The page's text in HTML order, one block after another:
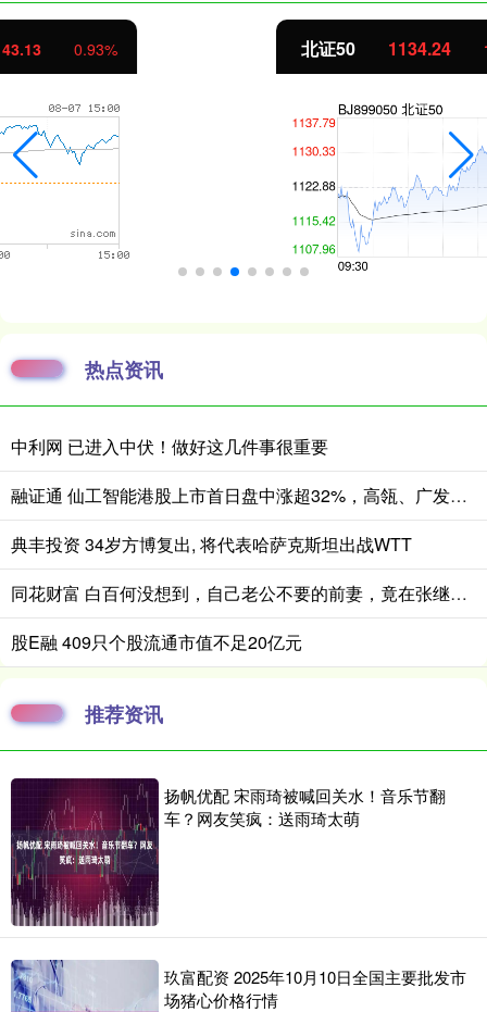
北证50 11.37 1.01%
热点资讯
中利网 已进入中伏！做好这几件事很重要
融证通 仙工智能港股上市首日盘中涨超32%，高瓴、广发基金等明星资本加持
典丰投资 34岁方博复出, 将代表哈萨克斯坦出战WTT
同花财富 白百何没想到，自己老公不要的前妻，竟在张继科手里闪闪发光_张思麟_张蕊_婚姻
股E融 409只个股流通市值不足20亿元
推荐资讯
扬帆优配 宋雨琦被喊回关水！音乐节翻
车？网友笑疯：送雨琦太萌
玖富配资 2025年10月10日全国主要批发市
场猪心价格行情